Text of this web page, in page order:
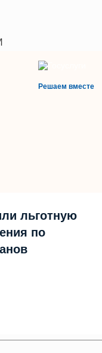
Решаем вместе
льготную
по